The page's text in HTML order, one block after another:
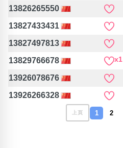
13826265550
13827433431
13827497813
13829766678 x1
13926078676
13926266328
上頁 1 2